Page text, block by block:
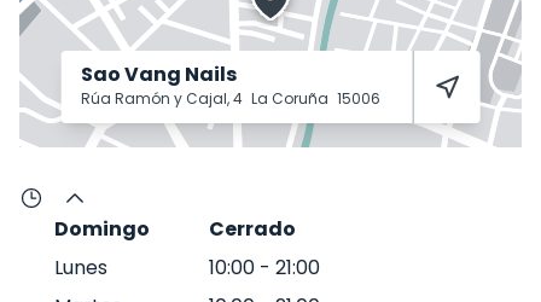
Sao Vang Nails
Rúa Ramón y Cajal, 4 La Coruña 15006
Domingo
Cerrado
Lunes
10:00 - 21:00